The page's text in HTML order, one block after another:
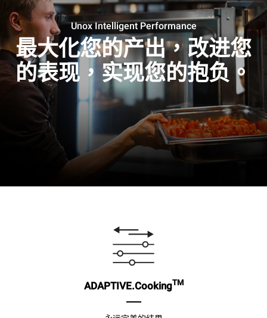
Unox Intelligent Performance
最大化您的产出，改进您
的表现，实现您的抱负。
ADAPTIVE.CookingTM